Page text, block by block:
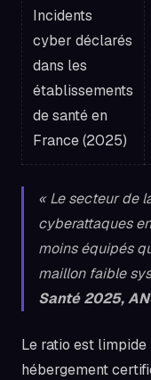
Incidents
cyber déclarés
dans les
établissements
de santé en
France (2025)
« Le secteur de
cyberattaques
moins équipés
maillon faible
Santé 2025,
Le ratio est limpide
hébergement